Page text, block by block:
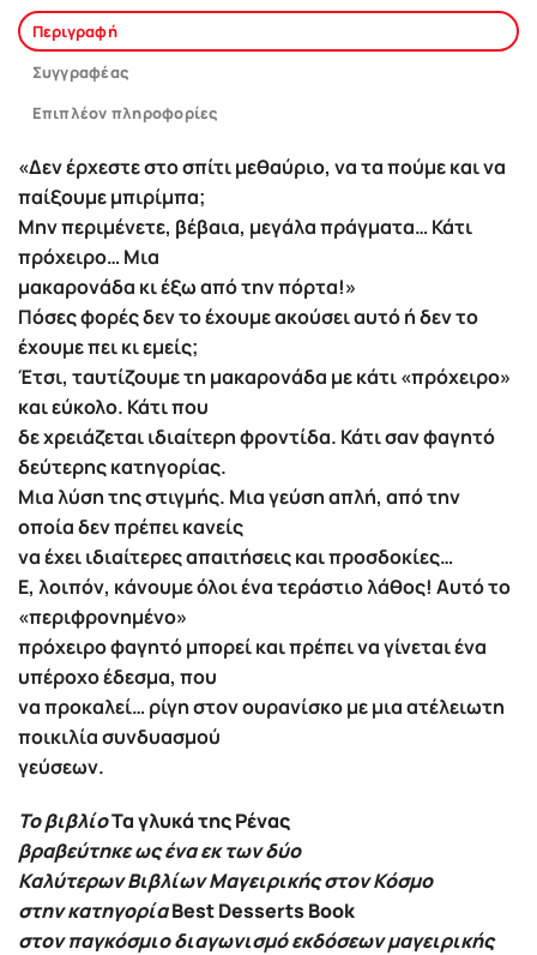
Περιγραφή
Συγγραφέας
Επιπλέον πληροφορίες
«Δεν έρχεστε στο σπίτι μεθαύριο, να τα πούμε και να
παίξουμε μπιρίμπα;
Μην περιμένετε, βέβαια, μεγάλα πράγματα… Κάτι
πρόχειρο… Μια
μακαρονάδα κι έξω από την πόρτα!»
Πόσες φορές δεν το έχουμε ακούσει αυτό ή δεν το
έχουμε πει κι εμείς;
Έτσι, ταυτίζουμε τη μακαρονάδα με κάτι «πρόχειρο»
και εύκολο. Κάτι που
δε χρειάζεται ιδιαίτερη φροντίδα. Κάτι σαν φαγητό
δεύτερης κατηγορίας.
Μια λύση της στιγμής. Μια γεύση απλή, από την
οποία δεν πρέπει κανείς
να έχει ιδιαίτερες απαιτήσεις και προσδοκίες…
Ε, λοιπόν, κάνουμε όλοι ένα τεράστιο λάθος! Αυτό το
«περιφρονημένο»
πρόχειρο φαγητό μπορεί και πρέπει να γίνεται ένα
υπέροχο έδεσμα, που
να προκαλεί… ρίγη στον ουρανίσκο με μια ατέλειωτη
ποικιλία συνδυασμού
γεύσεων.
Το βιβλίοΤα γλυκά της Ρένας
βραβεύτηκε ως ένα εκ των δύο
Καλύτερων Βιβλίων Μαγειρικής στον Κόσμο
στην κατηγορίαBest Desserts Book
στον παγκόσμιο διαγωνισμό εκδόσεων μαγειρικής